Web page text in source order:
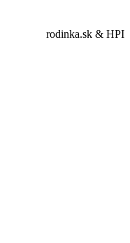
rodinka.sk & HPI